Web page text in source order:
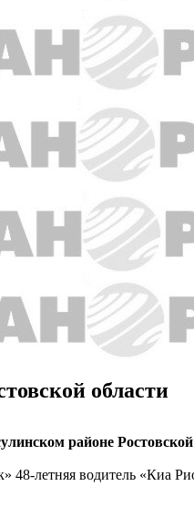
области
районе Ростовской
летняя водитель «Киа